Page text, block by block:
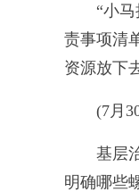
“小马拉
责事项清
资源放下
(7月30
基层治
明确哪些